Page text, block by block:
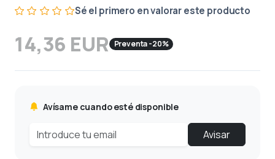
Sé el primero en valorar este producto
14,36 EUR Preventa -20%
Avísame cuando esté disponible
Avisar